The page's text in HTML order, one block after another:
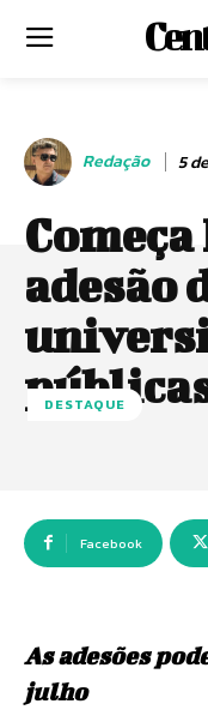
Redação 5
adesão
DESTAQUE
Facebook
As adesões
julho